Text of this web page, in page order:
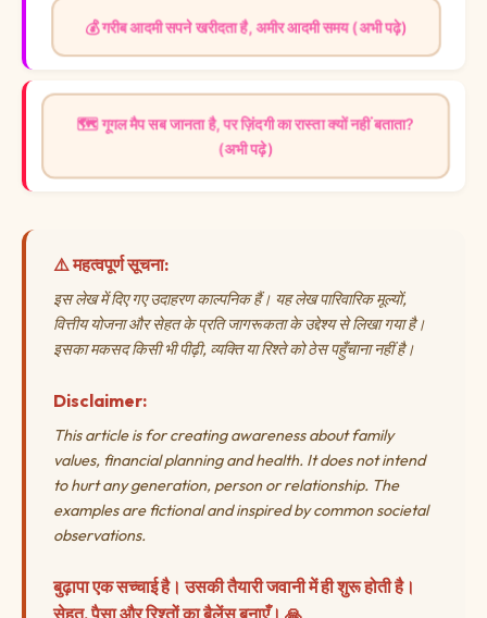
💰 गरीब आदमी सपने खरीदता है, अमीर आदमी समय (अभी पढ़े)
🗺️ गूगल मैप सब जानता है, पर ज़िंदगी का रास्ता क्यों नहीं बताता?
(अभी पढ़े)
⚠️ महत्वपूर्ण सूचना:
इस लेख में दिए गए उदाहरण काल्पनिक हैं। यह लेख पारिवारिक मूल्यों,
वित्तीय योजना और सेहत के प्रति जागरूकता के उद्देश्य से लिखा गया है।
इसका मकसद किसी भी पीढ़ी, व्यक्ति या रिश्ते को ठेस पहुँचाना नहीं है।
Disclaimer:
This article is for creating awareness about family
values, financial planning and health. It does not intend
to hurt any generation, person or relationship. The
examples are fictional and inspired by common societal
observations.
बुढ़ापा एक सच्चाई है। उसकी तैयारी जवानी में ही शुरू होती है।
सेहत, पैसा और रिश्तों का बैलेंस बनाएँ। 🙏